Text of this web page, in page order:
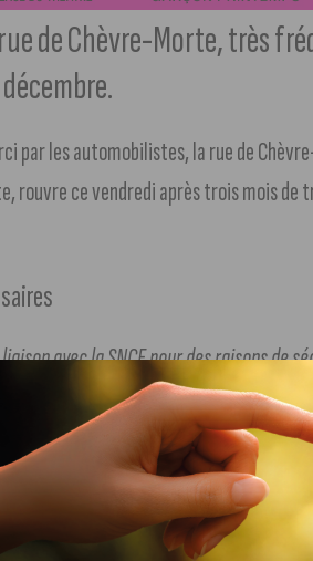
de Chèvre-Morte, très
par les automobilistes, la rue de
rouvre ce vendredi après trois mois
avec la SNCF pour des raisons de
Martin-Gendre, adjointe au
les enrobées, puis le bétonnage. Il a
de rouler dessus ».
de la superstructure afin de